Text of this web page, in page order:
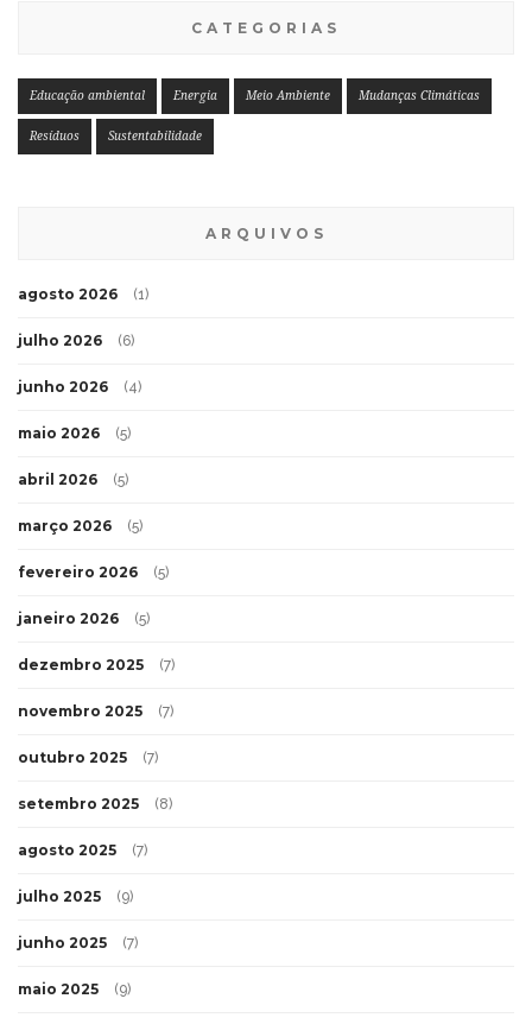
CATEGORIAS
Educação ambiental Energia Meio Ambiente Mudanças Climáticas
Resíduos Sustentabilidade
ARQUIVOS
agosto 2026 (1)
julho 2026 (6)
junho 2026 (4)
maio 2026 (5)
abril 2026 (5)
março 2026 (5)
fevereiro 2026 (5)
janeiro 2026 (5)
dezembro 2025 (7)
novembro 2025 (7)
outubro 2025 (7)
setembro 2025 (8)
agosto 2025 (7)
julho 2025 (9)
junho 2025 (7)
maio 2025 (9)